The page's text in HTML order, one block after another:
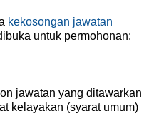
kekosongan jawatan
untuk permohonan:
jawatan yang ditawarkan
kelayakan (syarat umum)